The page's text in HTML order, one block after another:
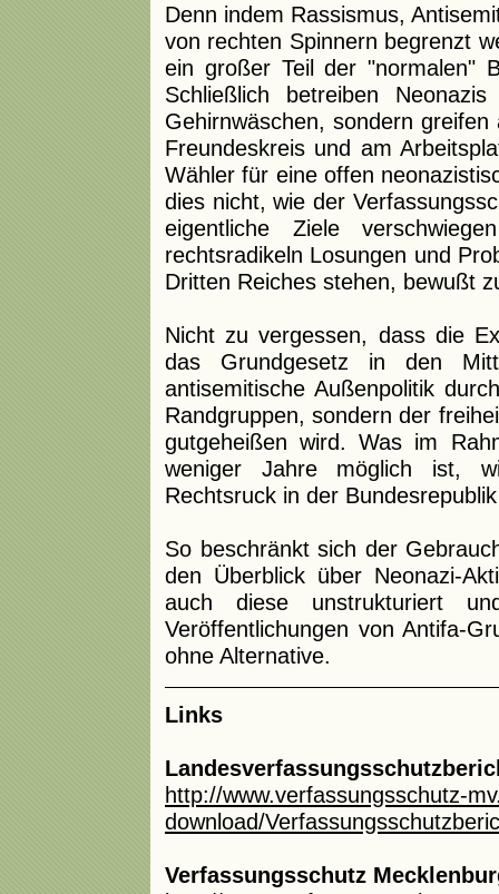
Denn indem Rassismus,
von rechten Spinnern begrenzt
ein großer Teil der "normalen"
Schließlich betreiben
Gehirnwäschen, sondern
Freundeskreis und am
Wähler für eine offen
dies nicht, wie der
eigentliche Ziele
rechtsradikeln Losungen und
Dritten Reiches stehen, bewußt
Nicht zu vergessen, dass die
das Grundgesetz in den
antisemitische Außenpolitik
Randgruppen, sondern der
gutgeheißen wird. Was im
weniger Jahre möglich ist,
Rechtsruck in der
So beschränkt sich der
den Überblick über Neonazi-
auch diese unstrukturiert
Veröffentlichungen von Antifa-
ohne Alternative.
Links
http://www.verfassungsschutz-
download/
Verfassungsschutz